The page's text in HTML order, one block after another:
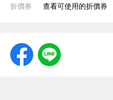
折價券 查看可使用的折價券